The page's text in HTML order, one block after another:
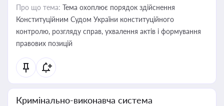
Про що тема: Тема охоплює порядок здійснення
Конституційним Судом України конституційного
контролю, розгляду справ, ухвалення актів і формування
правових позицій
Кримінально-виконавча система